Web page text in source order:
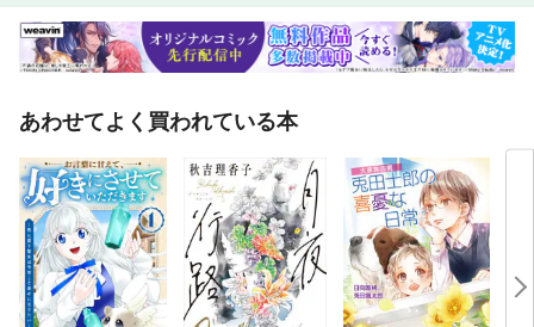
あわせてよく買われている本